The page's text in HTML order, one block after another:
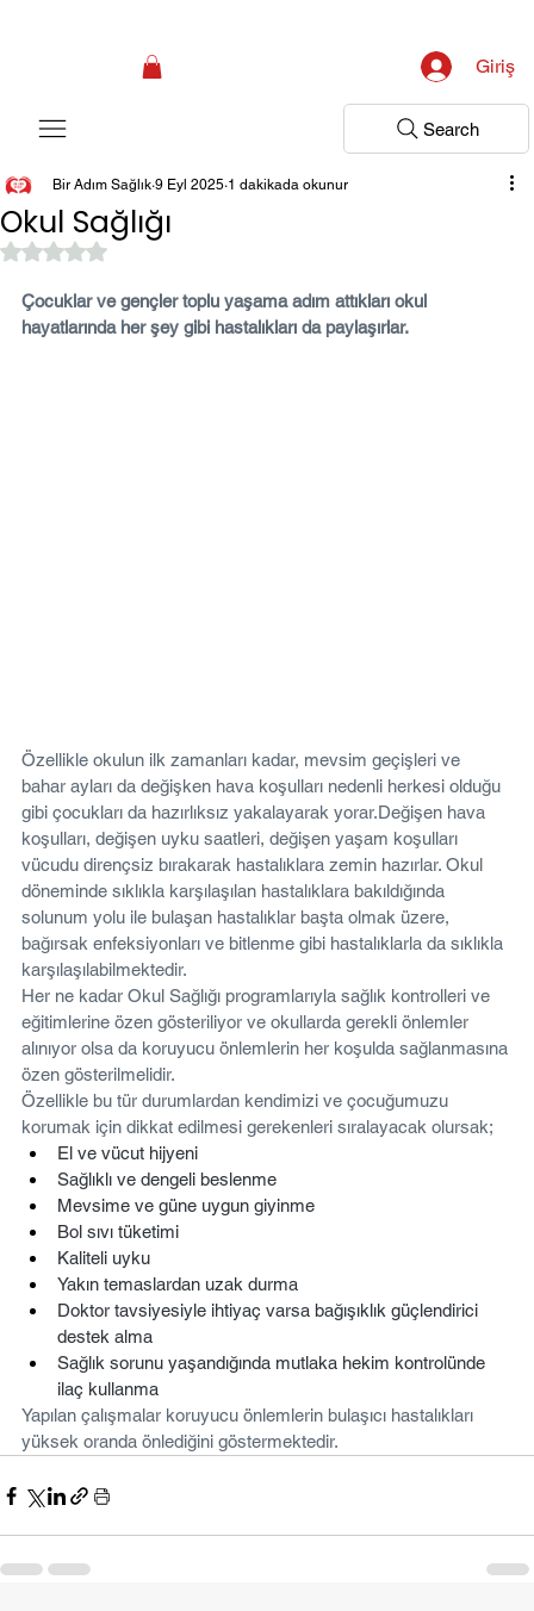
Giriş
Search
Okul Sağlığı
Bir Adım Sağlık 9 Eyl 2025 1 dakikada okunur
5 üzerinden NaN yıldız
Çocuklar ve gençler toplu yaşama adım attıkları okul
hayatlarında her şey gibi hastalıkları da paylaşırlar.
Özellikle okulun ilk zamanları kadar, mevsim geçişleri ve
bahar ayları da değişken hava koşulları nedenli herkesi olduğu
gibi çocukları da hazırlıksız yakalayarak yorar.Değişen hava
koşulları, değişen uyku saatleri, değişen yaşam koşulları
vücudu dirençsiz bırakarak hastalıklara zemin hazırlar. Okul
döneminde sıklıkla karşılaşılan hastalıklara bakıldığında
solunum yolu ile bulaşan hastalıklar başta olmak üzere,
bağırsak enfeksiyonları ve bitlenme gibi hastalıklarla da sıklıkla
karşılaşılabilmektedir.
Her ne kadar Okul Sağlığı programlarıyla sağlık kontrolleri ve
eğitimlerine özen gösteriliyor ve okullarda gerekli önlemler
alınıyor olsa da koruyucu önlemlerin her koşulda sağlanmasına
özen gösterilmelidir.
Özellikle bu tür durumlardan kendimizi ve çocuğumuzu
korumak için dikkat edilmesi gerekenleri sıralayacak olursak;
El ve vücut hijyeni
Sağlıklı ve dengeli beslenme
Mevsime ve güne uygun giyinme
Bol sıvı tüketimi
Kaliteli uyku
Yakın temaslardan uzak durma
Doktor tavsiyesiyle ihtiyaç varsa bağışıklık güçlendirici
destek alma
Sağlık sorunu yaşandığında mutlaka hekim kontrolünde
ilaç kullanma
Yapılan çalışmalar koruyucu önlemlerin bulaşıcı hastalıkları
yüksek oranda önlediğini göstermektedir.